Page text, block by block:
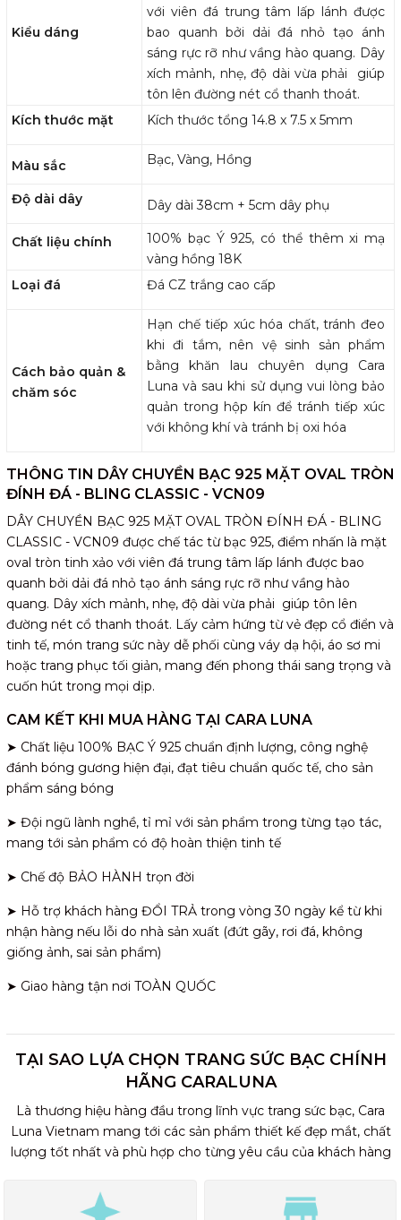
Kiểu dáng
với viên đá trung tâm lấp lánh được
bao quanh bởi dải đá nhỏ tạo ánh
sáng rực rỡ như vầng hào quang. Dây
xích mảnh, nhẹ, độ dài vừa phải giúp
tôn lên đường nét cổ thanh thoát.
Kích thước mặt
Kích thước tổng 14.8 x 7.5 x 5mm
Màu sắc Bạc, Vàng, Hồng
Độ dài dây Dây dài 38cm + 5cm dây phụ
Chất liệu chính
100% bạc Ý 925, có thể thêm xi mạ
vàng hồng 18K
Loại đá
Đá CZ trắng cao cấp
Cách bảo quản &
chăm sóc
Hạn chế tiếp xúc hóa chất, tránh đeo
khi đi tắm, nên vệ sinh sản phẩm
bằng khăn lau chuyên dụng Cara
Luna và sau khi sử dụng vui lòng bảo
quản trong hộp kín để tránh tiếp xúc
với không khí và tránh bị oxi hóa
THÔNG TIN DÂY CHUYỀN BẠC 925 MẶT OVAL TRÒN
ĐÍNH ĐÁ - BLING CLASSIC - VCN09
DÂY CHUYỀN BẠC 925 MẶT OVAL TRÒN ĐÍNH ĐÁ - BLING
CLASSIC - VCN09 được chế tác từ bạc 925, điểm nhấn là mặt
oval tròn tinh xảo với viên đá trung tâm lấp lánh được bao
quanh bởi dải đá nhỏ tạo ánh sáng rực rỡ như vầng hào
quang. Dây xích mảnh, nhẹ, độ dài vừa phải giúp tôn lên
đường nét cổ thanh thoát. Lấy cảm hứng từ vẻ đẹp cổ điển và
tinh tế, món trang sức này dễ phối cùng váy dạ hội, áo sơ mi
hoặc trang phục tối giản, mang đến phong thái sang trọng và
cuốn hút trong mọi dịp.
CAM KẾT KHI MUA HÀNG TẠI CARA LUNA
➤ Chất liệu 100% BẠC Ý 925 chuẩn định lượng, công nghệ
đánh bóng gương hiện đại, đạt tiêu chuẩn quốc tế, cho sản
phẩm sáng bóng
➤ Đội ngũ lành nghề, tỉ mỉ với sản phẩm trong từng tạo tác,
mang tới sản phẩm có độ hoàn thiện tinh tế
➤ Chế độ BẢO HÀNH trọn đời
➤ Hỗ trợ khách hàng ĐỔI TRẢ trong vòng 30 ngày kể từ khi
nhận hàng nếu lỗi do nhà sản xuất (đứt gãy, rơi đá, không
giống ảnh, sai sản phẩm)
➤ Giao hàng tận nơi TOÀN QUỐC
TẠI SAO LỰA CHỌN TRANG SỨC BẠC CHÍNH
HÃNG CARALUNA
Là thương hiệu hàng đầu trong lĩnh vực trang sức bạc, Cara
Luna Vietnam mang tới các sản phẩm thiết kế đẹp mắt, chất
lượng tốt nhất và phù hợp cho từng yêu cầu của khách hàng